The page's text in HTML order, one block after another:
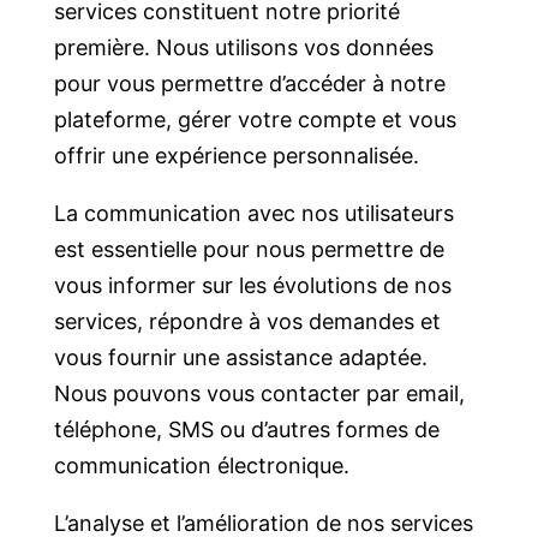
services constituent notre priorité
première. Nous utilisons vos données
pour vous permettre d’accéder à notre
plateforme, gérer votre compte et vous
offrir une expérience personnalisée.
La communication avec nos utilisateurs
est essentielle pour nous permettre de
vous informer sur les évolutions de nos
services, répondre à vos demandes et
vous fournir une assistance adaptée.
Nous pouvons vous contacter par email,
téléphone, SMS ou d’autres formes de
communication électronique.
L’analyse et l’amélioration de nos services